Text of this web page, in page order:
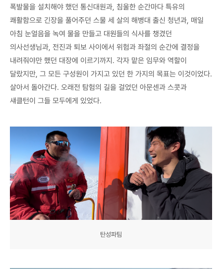
폭발물을 설치해야 했던 통신대원과, 침울한 순간마다 특유의
쾌활함으로 긴장을 풀어주던 스물 세 살의 해병대 출신 청년과, 매일
아침 눈얼음을 녹여 물을 만들고 대원들의 식사를 챙겼던
의사선생님과, 전진과 퇴보 사이에서 위험과 좌절의 순간에 결정을
내려줘야만 했던 대장에 이르기까지. 각자 맡은 임무와 역할이
달랐지만, 그 모든 구성원이 가지고 있던 한 가지의 목표는 이것이었다.
살아서 돌아간다. 오래전 탐험의 길을 걸었던 아문센과 스콧과
섀클턴이 그들 모두에게 있었다.
탄성파팀